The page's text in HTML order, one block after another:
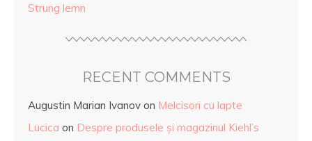
Strung lemn
RECENT COMMENTS
Augustin Marian Ivanov on Melcisori cu lapte
Lucica on Despre produsele și magazinul Kiehl’s